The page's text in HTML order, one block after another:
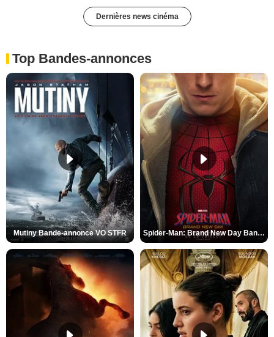
Dernières news cinéma
Top Bandes-annonces
Mutiny Bande-annonce VO STFR Spider-Man: Brand New Day Bande-annonce VO STFR